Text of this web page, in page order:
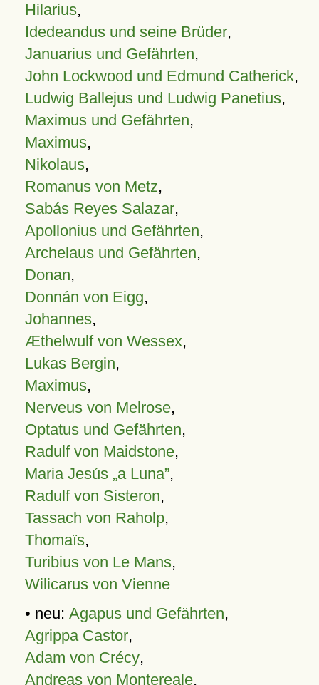
Hilarius,
Idedeandus und seine Brüder,
Januarius und Gefährten,
John Lockwood und Edmund Catherick,
Ludwig Ballejus und Ludwig Panetius,
Maximus und Gefährten,
Maximus,
Nikolaus,
Romanus von Metz,
Sabás Reyes Salazar,
Apollonius und Gefährten,
Archelaus und Gefährten,
Donan,
Donnán von Eigg,
Johannes,
Æthelwulf von Wessex,
Lukas Bergin,
Maximus,
Nerveus von Melrose,
Optatus und Gefährten,
Radulf von Maidstone,
Maria Jesús „a Luna”,
Radulf von Sisteron,
Tassach von Raholp,
Thomaïs,
Turibius von Le Mans,
Wilicarus von Vienne
• neu: Agapus und Gefährten,
Agrippa Castor,
Adam von Crécy,
Andreas von Montereale,